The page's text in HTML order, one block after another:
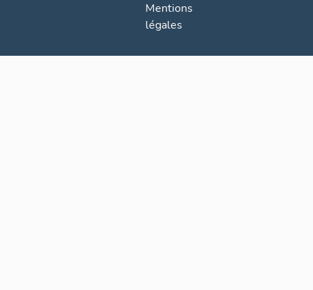
Mentions
légales